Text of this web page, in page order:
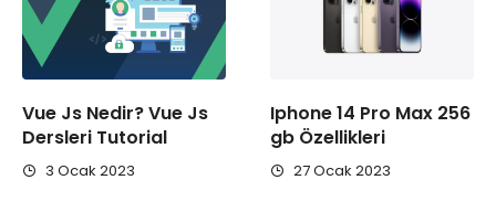
Vue Js Nedir? Vue Js
Dersleri Tutorial
3 Ocak 2023
Iphone 14 Pro Max 256
gb Özellikleri
27 Ocak 2023